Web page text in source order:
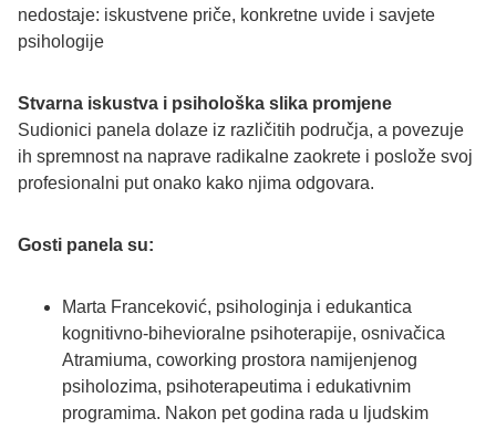
nedostaje: iskustvene priče, konkretne uvide i savjete
psihologije
Stvarna iskustva i psihološka slika promjene
Sudionici panela dolaze iz različitih područja, a povezuje
ih spremnost na naprave radikalne zaokrete i poslože svoj
profesionalni put onako kako njima odgovara.
Gosti panela su:
Marta Franceković, psihologinja i edukantica
kognitivno-bihevioralne psihoterapije, osnivačica
Atramiuma, coworking prostora namijenjenog
psiholozima, psihoterapeutima i edukativnim
programima. Nakon pet godina rada u ljudskim